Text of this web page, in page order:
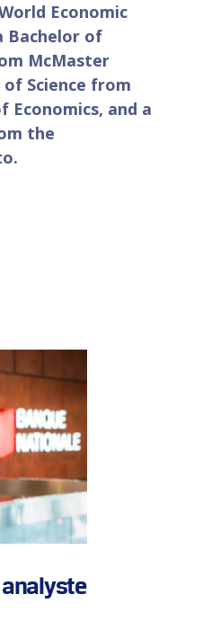
Economic
Bachelor of
McMaster
Science from
Economics, and a
the